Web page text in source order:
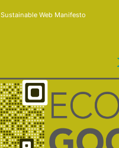
Sustainable Web Manifesto